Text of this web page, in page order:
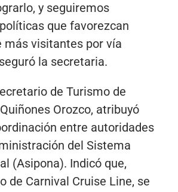
y seguiremos
que favorezcan
más visitantes por vía
la secretaria.
de Turismo de
Orozco, atribuyó
entre autoridades
del Sistema
(Asipona). Indicó que,
de Carnival Cruise Line, se